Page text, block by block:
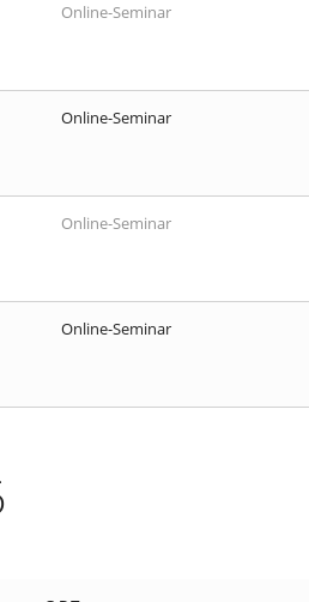
Online-Seminar
Online-Seminar
Online-Seminar
Online-Seminar